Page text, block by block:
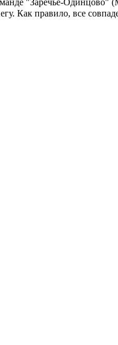
Как правило, все